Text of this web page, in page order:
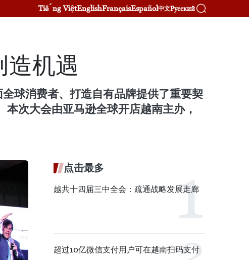
Tiếng ViệtEnglishFrançaisEspañol中文Русский
造机遇
球消费者、打造自有品牌提供了重要契
次大会由亚马逊全球开店越南主办，
点击最多
越共十四届三中全会：疏通战略发展走廊
超过10亿微信支付用户可在越南扫码支付